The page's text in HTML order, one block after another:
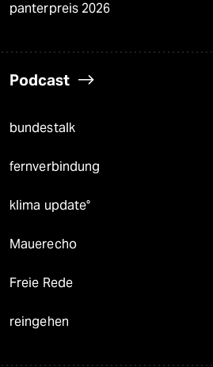
panterpreis 2026
Podcast
bundestalk
fernverbindung
klima update°
Mauerecho
Freie Rede
reingehen